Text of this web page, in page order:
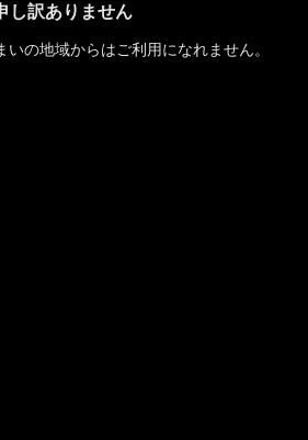
し訳ありません
いの地域からはご利用になれません。